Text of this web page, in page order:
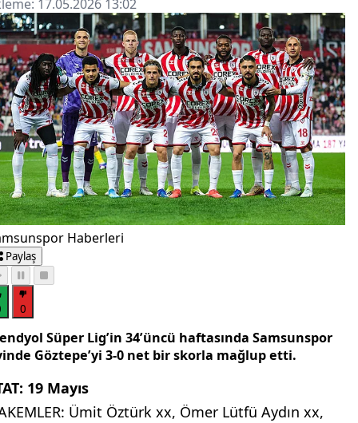
17.05.2026 13:02
Haberleri
Paylaş
0
Süper Lig’in 34’üncü haftasında Samsunspor
Göztepe’yi 3-0 net bir skorla mağlup etti.
19 Mayıs
Ümit Öztürk xx, Ömer Lütfü Aydın xx,